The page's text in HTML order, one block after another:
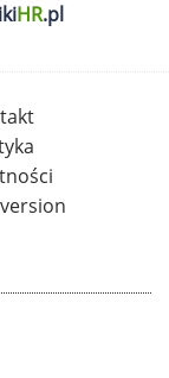
HR.pl